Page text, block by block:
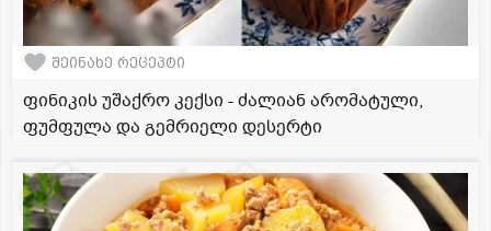
შეინახე რეცეპტი
ფინიკის უშაქრო კექსი - ძალიან არომატული,
ფუმფულა და გემრიელი დესერტი